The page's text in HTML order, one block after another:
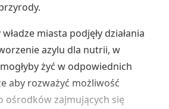
miasta podjęły działania
azylu dla nutrii, w
żyć w odpowiednich
aby rozważyć możliwość
ośrodków zajmujących się